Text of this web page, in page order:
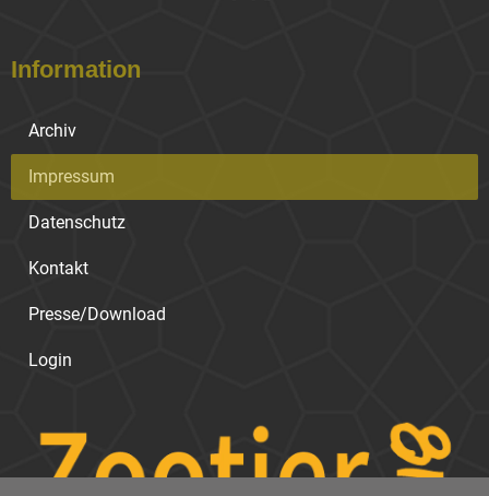
Information
Archiv
Impressum
Datenschutz
Kontakt
Presse/Download
Login